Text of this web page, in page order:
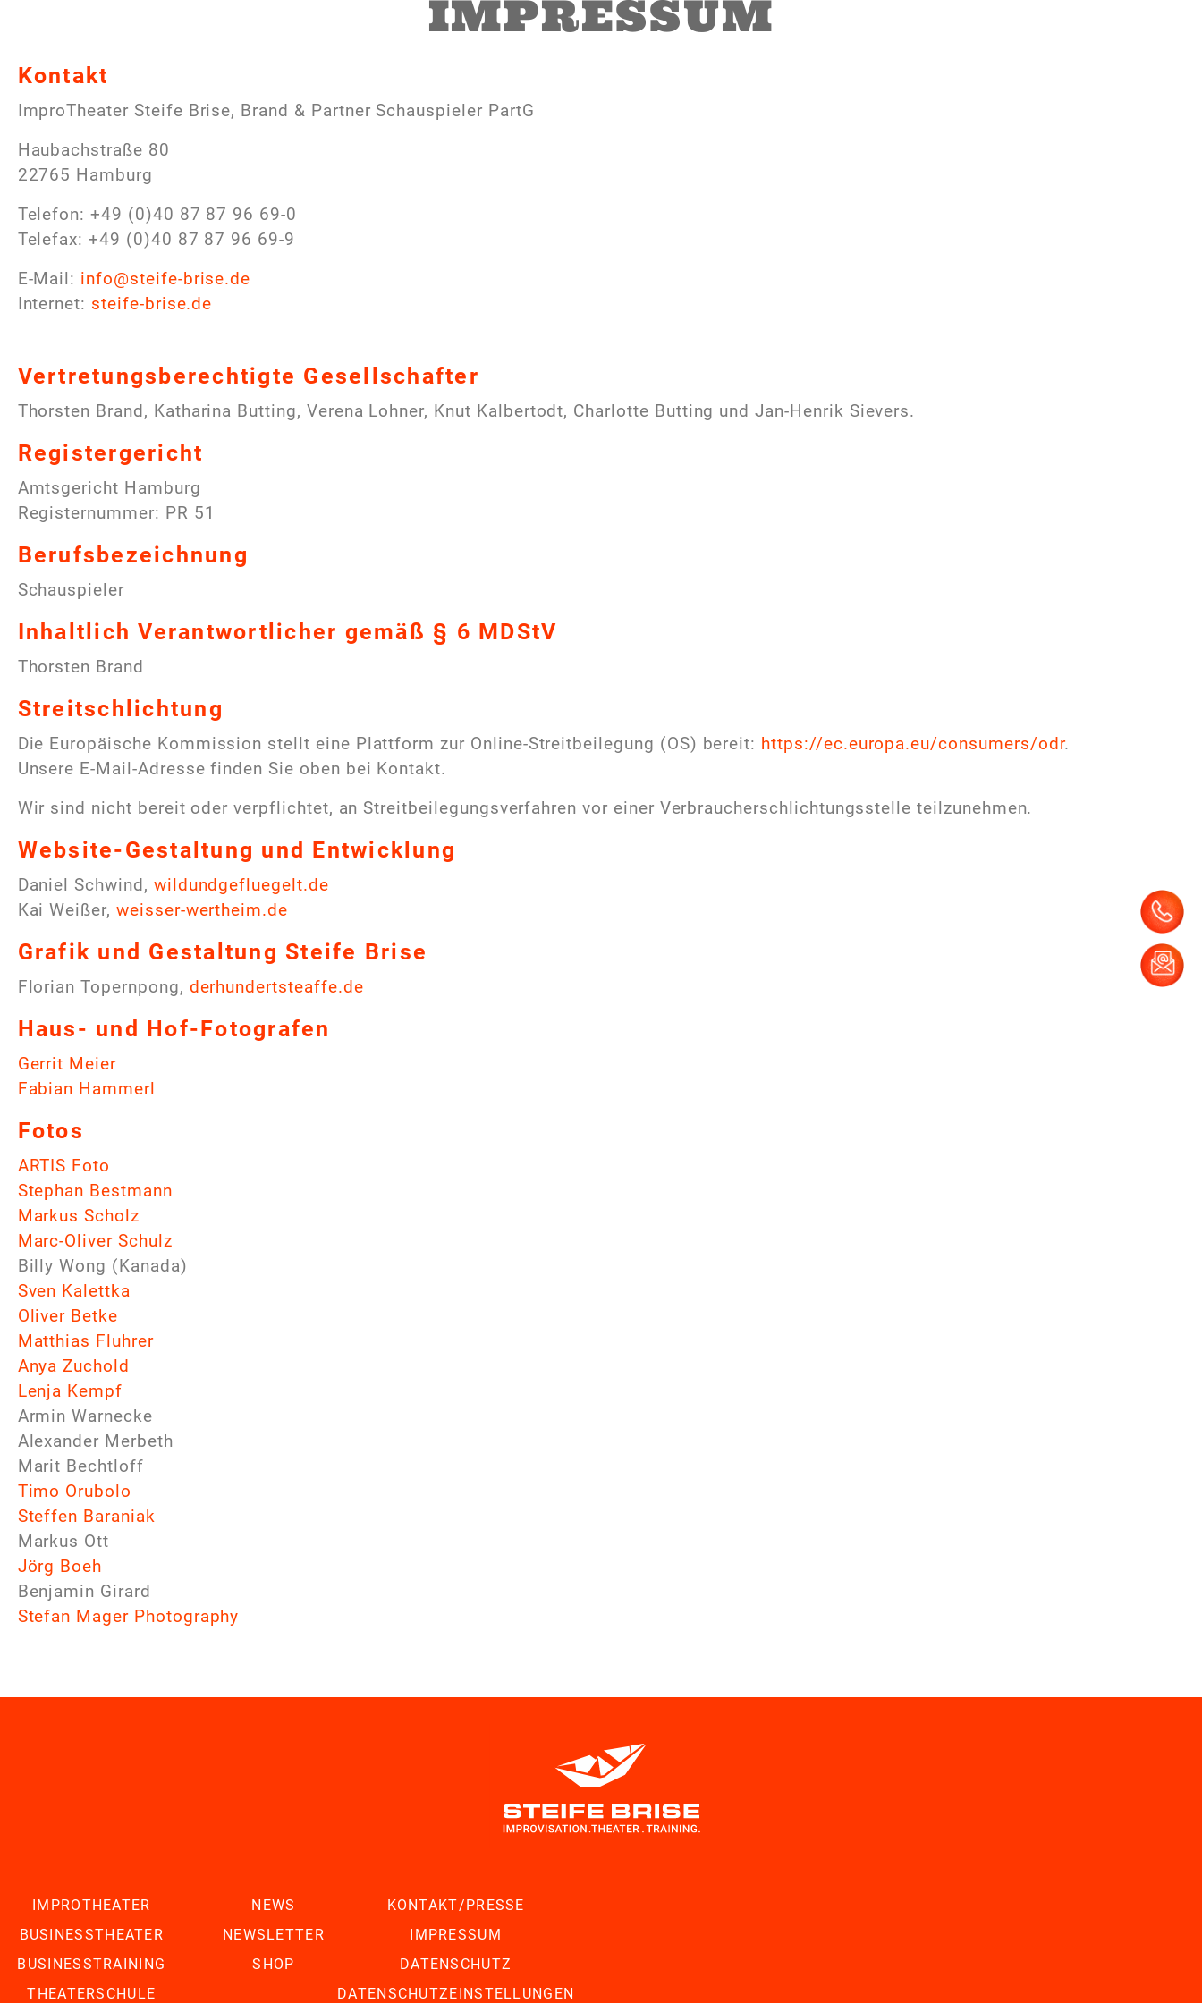
IMPRESSUM
Kontakt
ImproTheater Steife Brise, Brand & Partner Schauspieler PartG
Haubachstraße 80
22765 Hamburg
Telefon: +49 (0)40 87 87 96 69-0
Telefax: +49 (0)40 87 87 96 69-9
E-Mail: info@steife-brise.de
Internet: steife-brise.de
Vertretungsberechtigte Gesellschafter
Thorsten Brand, Katharina Butting, Verena Lohner, Knut Kalbertodt, Charlotte Butting und Jan-Henrik Sievers.
Registergericht
Amtsgericht Hamburg
Registernummer: PR 51
Berufsbezeichnung
Schauspieler
Inhaltlich Verantwortlicher gemäß § 6 MDStV
Thorsten Brand
Streitschlichtung
Die Europäische Kommission stellt eine Plattform zur Online-Streitbeilegung (OS) bereit: https://ec.europa.eu/consumers/odr.
Unsere E-Mail-Adresse finden Sie oben bei Kontakt.
Wir sind nicht bereit oder verpflichtet, an Streitbeilegungsverfahren vor einer Verbraucherschlichtungsstelle teilzunehmen.
Website-Gestaltung und Entwicklung
Daniel Schwind, wildundgefluegelt.de
Kai Weißer, weisser-wertheim.de
Grafik und Gestaltung Steife Brise
Florian Topernpong, derhundertsteaffe.de
Haus- und Hof-Fotografen
Gerrit Meier
Fabian Hammerl
Fotos
ARTIS Foto
Stephan Bestmann
Markus Scholz
Marc-Oliver Schulz
Billy Wong (Kanada)
Sven Kalettka
Oliver Betke
Matthias Fluhrer
Anya Zuchold
Lenja Kempf
Armin Warnecke
Alexander Merbeth
Marit Bechtloff
Timo Orubolo
Steffen Baraniak
Markus Ott
Jörg Boeh
Benjamin Girard
Stefan Mager Photography
IMPROTHEATER
BUSINESSTHEATER
BUSINESSTRAINING
THEATERSCHULE
NEWS
NEWSLETTER
SHOP
KONTAKT/PRESSE
IMPRESSUM
DATENSCHUTZ
DATENSCHUTZEINSTELLUNGEN